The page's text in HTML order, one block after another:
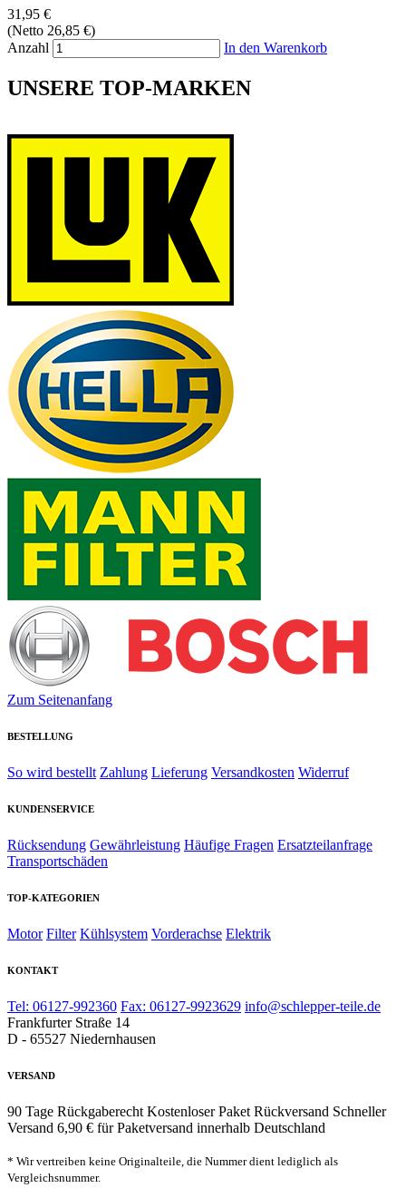
31,95 €
(Netto 26,85 €)
Anzahl
In den Warenkorb
UNSERE TOP-MARKEN
Zum Seitenanfang
BESTELLUNG
So wird bestellt Zahlung Lieferung Versandkosten Widerruf
KUNDENSERVICE
Rücksendung Gewährleistung Häufige Fragen Ersatzteilanfrage
Transportschäden
TOP-KATEGORIEN
Motor Filter Kühlsystem Vorderachse Elektrik
KONTAKT
Tel: 06127-992360 Fax: 06127-9923629 info@schlepper-teile.de
Frankfurter Straße 14
D - 65527 Niedernhausen
VERSAND
90 Tage Rückgaberecht Kostenloser Paket Rückversand Schneller
Versand 6,90 € für Paketversand innerhalb Deutschland
* Wir vertreiben keine Originalteile, die Nummer dient lediglich als
Vergleichsnummer.